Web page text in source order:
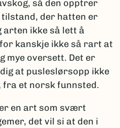
så den opptrer
der hatten er
ikke så lett å
kanskje ikke så rart at
mye oversett. Det er
at pusleslørsopp ikke
fra et norsk funnsted.
en art som svært
det vil si at den i